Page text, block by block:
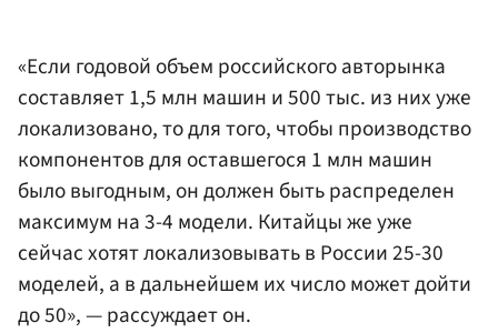
«Если годовой объем российского авторынка
составляет 1,5 млн машин и 500 тыс. из них уже
локализовано, то для того, чтобы производство
компонентов для оставшегося 1 млн машин
было выгодным, он должен быть распределен
максимум на 3-4 модели. Китайцы же уже
сейчас хотят локализовывать в России 25-30
моделей, а в дальнейшем их число может дойти
до 50», — рассуждает он.